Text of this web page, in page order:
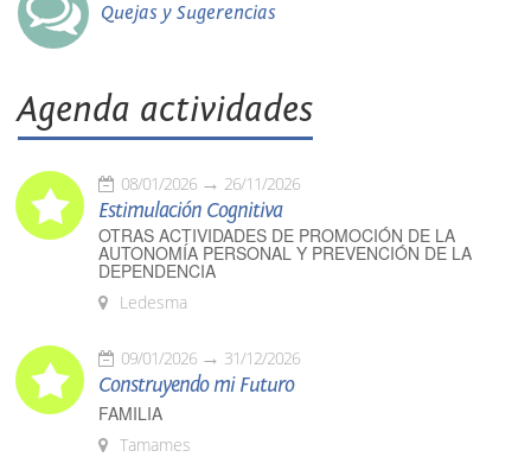
Quejas y Sugerencias
Agenda actividades
08/01/2026 26/11/2026
Estimulación Cognitiva
OTRAS ACTIVIDADES DE PROMOCIÓN DE LA
AUTONOMÍA PERSONAL Y PREVENCIÓN DE LA
DEPENDENCIA
Ledesma
09/01/2026 31/12/2026
Construyendo mi Futuro
FAMILIA
Tamames